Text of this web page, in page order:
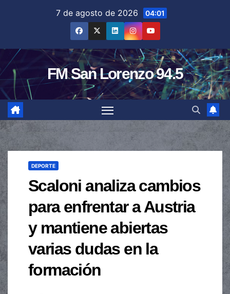
7 de agosto de 2026 04:01
FM San Lorenzo 94.5
DEPORTE
Scaloni analiza cambios
para enfrentar a Austria
y mantiene abiertas
varias dudas en la
formación